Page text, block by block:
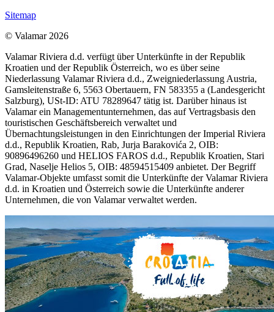
Sitemap
© Valamar 2026
Valamar Riviera d.d. verfügt über Unterkünfte in der Republik
Kroatien und der Republik Österreich, wo es über seine
Niederlassung Valamar Riviera d.d., Zweigniederlassung Austria,
Gamsleitenstraße 6, 5563 Obertauern, FN 583355 a (Landesgericht
Salzburg), USt-ID: ATU 78289647 tätig ist. Darüber hinaus ist
Valamar ein Managementunternehmen, das auf Vertragsbasis den
touristischen Geschäftsbereich verwaltet und
Übernachtungsleistungen in den Einrichtungen der Imperial Riviera
d.d., Republik Kroatien, Rab, Jurja Barakovića 2, OIB:
90896496260 und HELIOS FAROS d.d., Republik Kroatien, Stari
Grad, Naselje Helios 5, OIB: 48594515409 anbietet. Der Begriff
Valamar-Objekte umfasst somit die Unterkünfte der Valamar Riviera
d.d. in Kroatien und Österreich sowie die Unterkünfte anderer
Unternehmen, die von Valamar verwaltet werden.